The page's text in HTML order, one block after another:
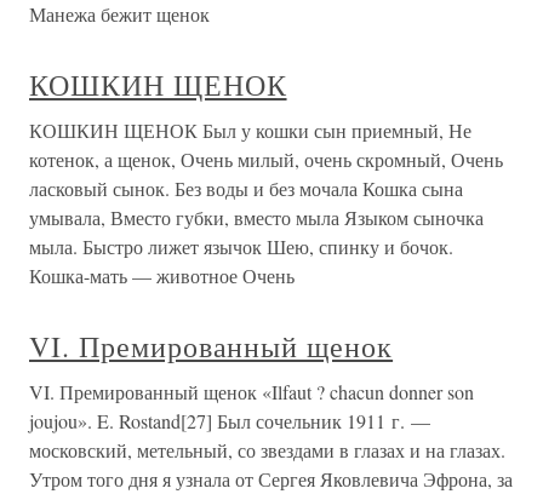
Манежа бежит щенок
КОШКИН ЩЕНОК
КОШКИН ЩЕНОК Был у кошки сын приемный, Не
котенок, а щенок, Очень милый, очень скромный, Очень
ласковый сынок. Без воды и без мочала Кошка сына
умывала, Вместо губки, вместо мыла Языком сыночка
мыла. Быстро лижет язычок Шею, спинку и бочок.
Кошка-мать — животное Очень
VI. Премированный щенок
VI. Премированный щенок «Ilfaut ? chacun donner son
joujou». E. Rostand[27] Был сочельник 1911 г. —
московский, метельный, со звездами в глазах и на глазах.
Утром того дня я узнала от Сергея Яковлевича Эфрона, за